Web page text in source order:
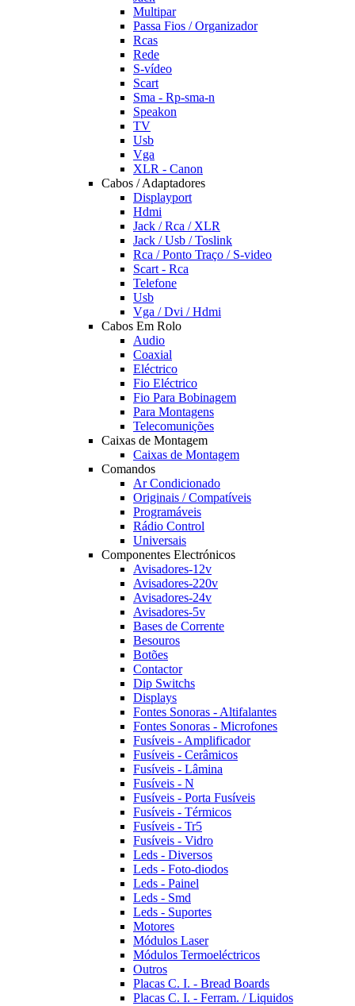
Multipar
Passa Fios / Organizador
Rcas
Rede
S-vídeo
Scart
Sma - Rp-sma-n
Speakon
TV
Usb
Vga
XLR - Canon
Cabos / Adaptadores
Displayport
Hdmi
Jack / Rca / XLR
Jack / Usb / Toslink
Rca / Ponto Traço / S-video
Scart - Rca
Telefone
Usb
Vga / Dvi / Hdmi
Cabos Em Rolo
Audio
Coaxial
Eléctrico
Fio Eléctrico
Fio Para Bobinagem
Para Montagens
Telecomunições
Caixas de Montagem
Caixas de Montagem
Comandos
Ar Condicionado
Originais / Compatíveis
Programáveis
Rádio Control
Universais
Componentes Electrónicos
Avisadores-12v
Avisadores-220v
Avisadores-24v
Avisadores-5v
Bases de Corrente
Besouros
Botões
Contactor
Dip Switchs
Displays
Fontes Sonoras - Altifalantes
Fontes Sonoras - Microfones
Fusíveis - Amplificador
Fusíveis - Cerâmicos
Fusíveis - Lâmina
Fusíveis - N
Fusíveis - Porta Fusíveis
Fusíveis - Térmicos
Fusíveis - Tr5
Fusíveis - Vidro
Leds - Diversos
Leds - Foto-diodos
Leds - Painel
Leds - Smd
Leds - Suportes
Motores
Módulos Laser
Módulos Termoeléctricos
Outros
Placas C. I. - Bread Boards
Placas C. I. - Ferram. / Liquidos